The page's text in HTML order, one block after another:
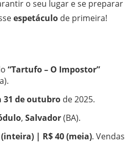
o seu lugar e se preparar
espetáculo de primeira!
“Tartufo – O Impostor”
31 de outubro de 2025.
, Salvador(BA).
(inteira) | R$ 40 (meia). Vendas